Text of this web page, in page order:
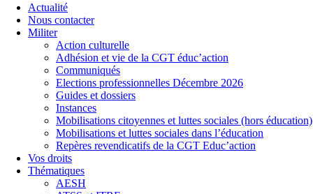
Actualité
Nous contacter
Militer
Action culturelle
Adhésion et vie de la CGT éduc’action
Communiqués
Elections professionnelles Décembre 2026
Guides et dossiers
Instances
Mobilisations citoyennes et luttes sociales (hors éducation)
Mobilisations et luttes sociales dans l’éducation
Repères revendicatifs de la CGT Educ’action
Vos droits
Thématiques
AESH